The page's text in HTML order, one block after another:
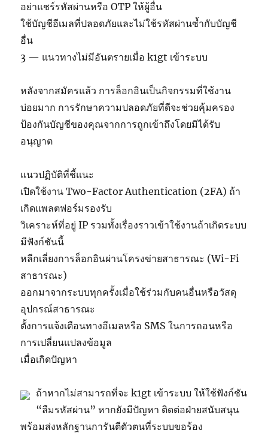
อย่าแชร์รหัสผ่านหรือ OTP ให้ผู้อื่น
ใช้บัญชีอีเมลที่ปลอดภัยและไม่ใช้รหัสผ่านซ้ำกับบัญชี
อื่น
3 — แนวทางไม่มีอันตรายเมื่อ k1gt เข้าระบบ
หลังจากสมัครแล้ว การล็อกอินเป็นกิจกรรมที่ใช้งาน
บ่อยมาก การรักษาความปลอดภัยที่ดีจะช่วยคุ้มครอง
ป้องกันบัญชีของคุณจากการถูกเข้าถึงโดยมิได้รับ
อนุญาต
แนวปฏิบัติที่ชี้แนะ
เปิดใช้งาน Two-Factor Authentication (2FA) ถ้า
เกิดแพลตฟอร์มรองรับ
วิเคราะห์ที่อยู่ IP รวมทั้งเรื่องราวเข้าใช้งานถ้าเกิดระบบ
มีฟังก์ชันนี้
หลีกเลี่ยงการล็อกอินผ่านโครงข่ายสาธารณะ (Wi-Fi
สาธารณะ)
ออกมาจากระบบทุกครั้งเมื่อใช้ร่วมกับคนอื่นหรือวัสดุ
อุปกรณ์สาธารณะ
ตั้งการแจ้งเตือนทางอีเมลหรือ SMS ในการถอนหรือ
การเปลี่ยนแปลงข้อมูล
เมื่อเกิดปัญหา
ถ้าหากไม่สามารถที่จะ k1gt เข้าระบบ ให้ใช้ฟังก์ชัน
“ลืมรหัสผ่าน” หากยังมีปัญหา ติดต่อฝ่ายสนับสนุน
พร้อมส่งหลักฐานการันตีตัวตนที่ระบบขอร้อง